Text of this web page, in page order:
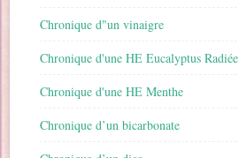
Chronique d"un vinaigre
Chronique d'une HE Eucalyptus Radiée
Chronique d'une HE Menthe
Chronique d’un bicarbonate